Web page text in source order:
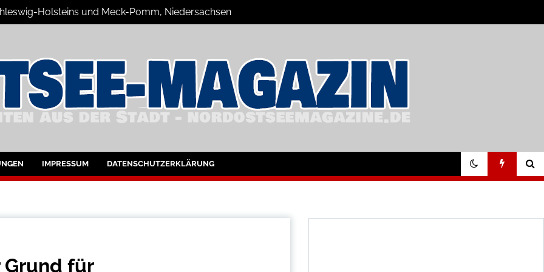
Holsteins und Meck-Pomm, Niedersachsen
Blog
IMPRESSUM DATENSCHUTZERKLÄRUNG
für